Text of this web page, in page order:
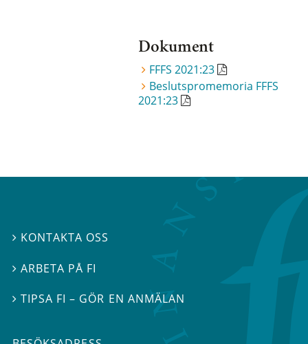
Dokument
FFFS 2021:23
Beslutspromemoria FFFS
2021:23
 KONTAKTA OSS
 ARBETA PÅ FI
TIPSA FI – GÖR EN ANMÄLAN